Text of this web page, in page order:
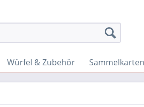
Würfel & Zubehör